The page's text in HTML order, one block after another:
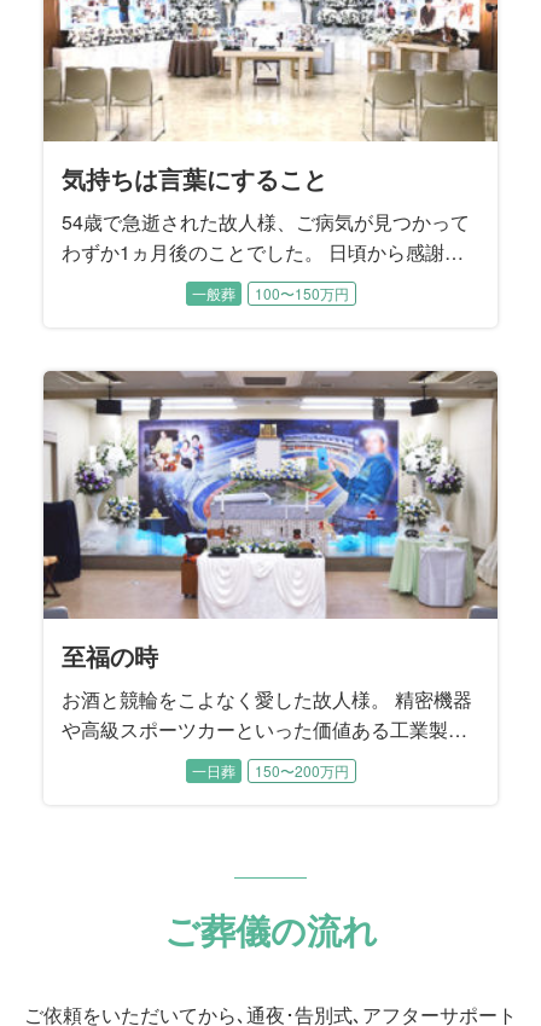
気持ちは言葉にすること
54歳で急逝された故人様、ご病気が見つかって
わずか1ヵ月後のことでした。 日頃から感謝は
言葉にしなければ伝わらないというお考えをお
持ちだった故人様。 奥様へ1日1回「ありがと
そうです。 昨年、むすびすで奥様のご親族のご
葬儀をお手伝いさせていただいたことから、こ
の度のご依頼となりました。
一般葬 100〜150万円
至福の時
お酒と競輪をこよなく愛した故人様。 精密機器
や高級スポーツカーといった価値ある工業製品
を輸送する際に「梱包」する工業包装技能士と
して生涯活躍。 数年前まで現役でお仕事を続け
人様は国内で14人目に資格を取得された、まさ
に梱包のプロフェッショナルでした。
一日葬 150〜200万円
ご葬儀の流れ
ご依頼をいただいてから､通夜･告別式､アフターサポート